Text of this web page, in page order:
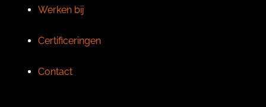
Werken bij
Certificeringen
Contact